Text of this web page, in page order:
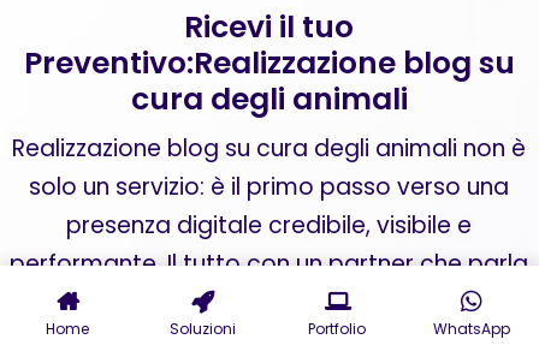
Ricevi il tuo
Preventivo:Realizzazione blog su
cura degli animali
Realizzazione blog su cura degli animali non è
solo un servizio: è il primo passo verso una
presenza digitale credibile, visibile e
performante. Il tutto con un partner che parla
il tuo linguaggio e traduce i tuoi obiettivi in
strategie concrete.
Home Soluzioni Portfolio WhatsApp